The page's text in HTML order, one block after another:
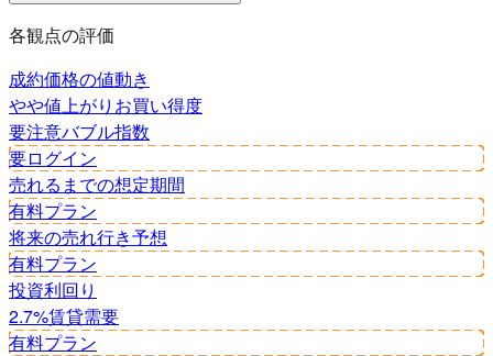
各観点の評価
成約価格の値動き
やや値上がり お買い得度
要注意バブル指数
要ログイン
売れるまでの想定期間
有料プラン
将来の売れ行き予想
有料プラン
投資利回り
2.7%賃貸需要
有料プラン